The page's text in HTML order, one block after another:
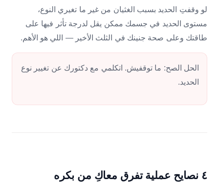
لو وقفتِ الحديد بسبب الغثيان من غير ما تغيري النوع،
مستوى الحديد في جسمك ممكن يقل لدرجة تأثر فيها على
طاقتك وعلى صحة جنينك في الثلث الأخير — اللي هو الأهم.
الحل الصح: ما توقفيش. اتكلمي مع دكتورك عن تغيير نوع
الحديد.
٤ نصايح عملية تفرق معاكِ من بكره